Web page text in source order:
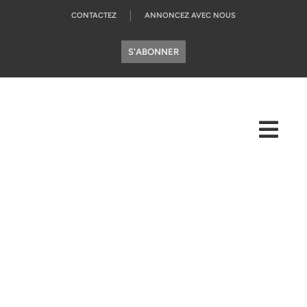
CONTACTEZ ANNONCEZ AVEC NOUS
S'ABONNER